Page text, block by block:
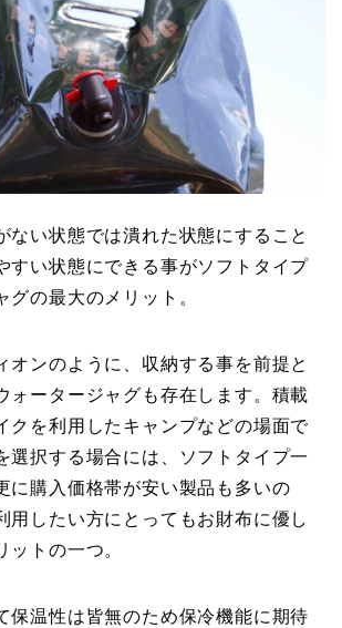
ない状態では潰れた状態にすること
すい状態にできる事がソフトタイプ
グの最大のメリット。
オンのように、収納する事を前提と
ォータージャグも存在します。積載
クを利用したキャンプなどの場面で
選択する場合には、ソフトタイプ一
に購入価格帯が安い製品も多いの
用したい方にとってもお財布に優し
ットの一つ。
保温性は皆無のため保冷機能に期待